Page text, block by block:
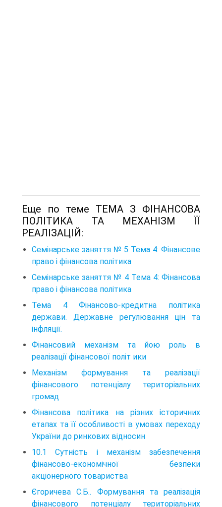
Еще по теме ТЕМА З ФІНАНСОВА
ПОЛІТИКА ТА МЕХАНІЗМ ЇЇ
РЕАЛІЗАЦІЙ:
Семінарське заняття № 5 Тема 4: Фінансове
право і фінансова політика
Семінарське заняття № 4 Тема 4: Фінансова
право і фінансова політика
Тема 4 Фінансово-кредитна політика
держави. Державне регулювання цін та
інфляції.
Фінансовий механізм та йою роль в
реалізації фінансової політ ики
Механізм формування та реалізації
фінансового потенціалу територіальних
громад
Фінансова політика на різних історичних
етапах та її особливості в умовах переходу
України до ринкових відносин
10.1 Сутність і механізм забезпечення
фінансово-економічної безпеки
акціонерного товариства
Єгоричева С.Б.. Формування та реалізація
фінансового потенціалу територіальних